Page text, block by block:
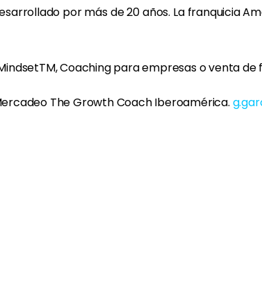
por más de 20 años. La franquicia
Coaching para empresas o venta de
The Growth Coach Iberoamérica.